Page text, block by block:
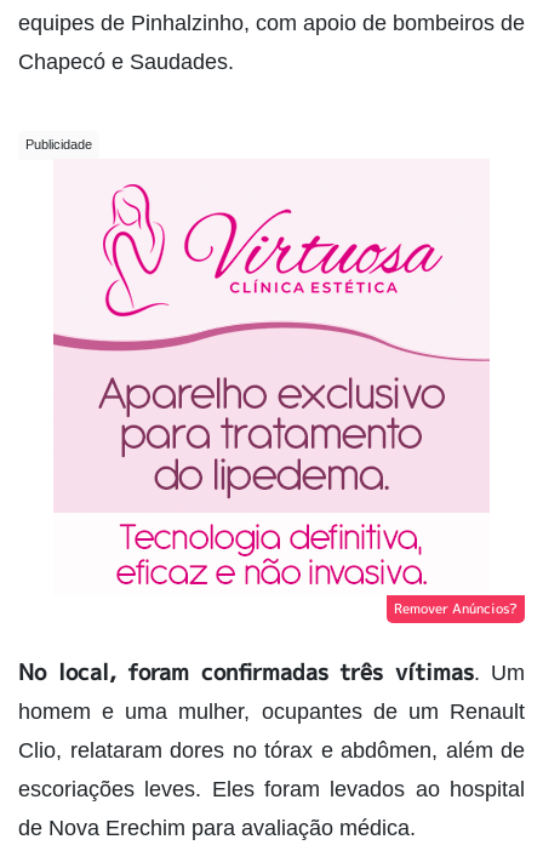
equipes de Pinhalzinho, com apoio de bombeiros de
Chapecó e Saudades.
Remover Anúncios?
No local, foram confirmadas três vítimas. Um
homem e uma mulher, ocupantes de um Renault
Clio, relataram dores no tórax e abdômen, além de
escoriações leves. Eles foram levados ao hospital
de Nova Erechim para avaliação médica.